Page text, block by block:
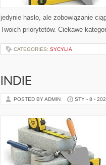
jedynie hasło, ale zobowiązanie
Twoich priorytetów. Ciekawe
CATEGORIES: SYCYLIA
INDIE
POSTED BY ADMIN STY - 8 -